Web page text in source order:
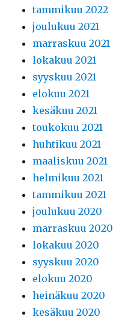
tammikuu 2022
joulukuu 2021
marraskuu 2021
lokakuu 2021
syyskuu 2021
elokuu 2021
kesäkuu 2021
toukokuu 2021
huhtikuu 2021
maaliskuu 2021
helmikuu 2021
tammikuu 2021
joulukuu 2020
marraskuu 2020
lokakuu 2020
syyskuu 2020
elokuu 2020
heinäkuu 2020
kesäkuu 2020